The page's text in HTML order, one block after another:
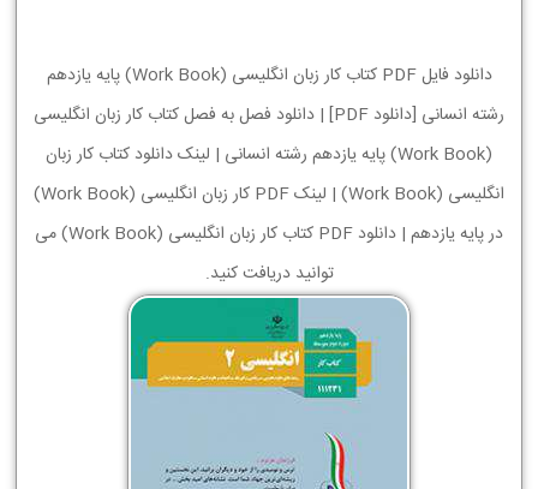
دانلود فایل PDF کتاب کار زبان انگلیسی (Work Book) پایه یازدهم
رشته انسانی [دانلود PDF] | دانلود فصل به فصل کتاب کار زبان انگلیسی
(Work Book) پایه یازدهم رشته انسانی | لینک دانلود کتاب کار زبان
انگلیسی (Work Book) | لینک PDF کار زبان انگلیسی (Work Book)
در پایه یازدهم | دانلود PDF کتاب کار زبان انگلیسی (Work Book) می
توانید دریافت کنید.